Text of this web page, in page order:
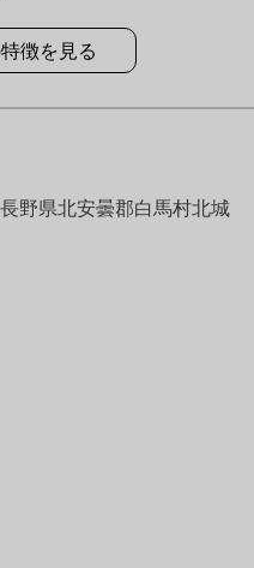
徴を見る
長野県北安曇郡白馬村北城